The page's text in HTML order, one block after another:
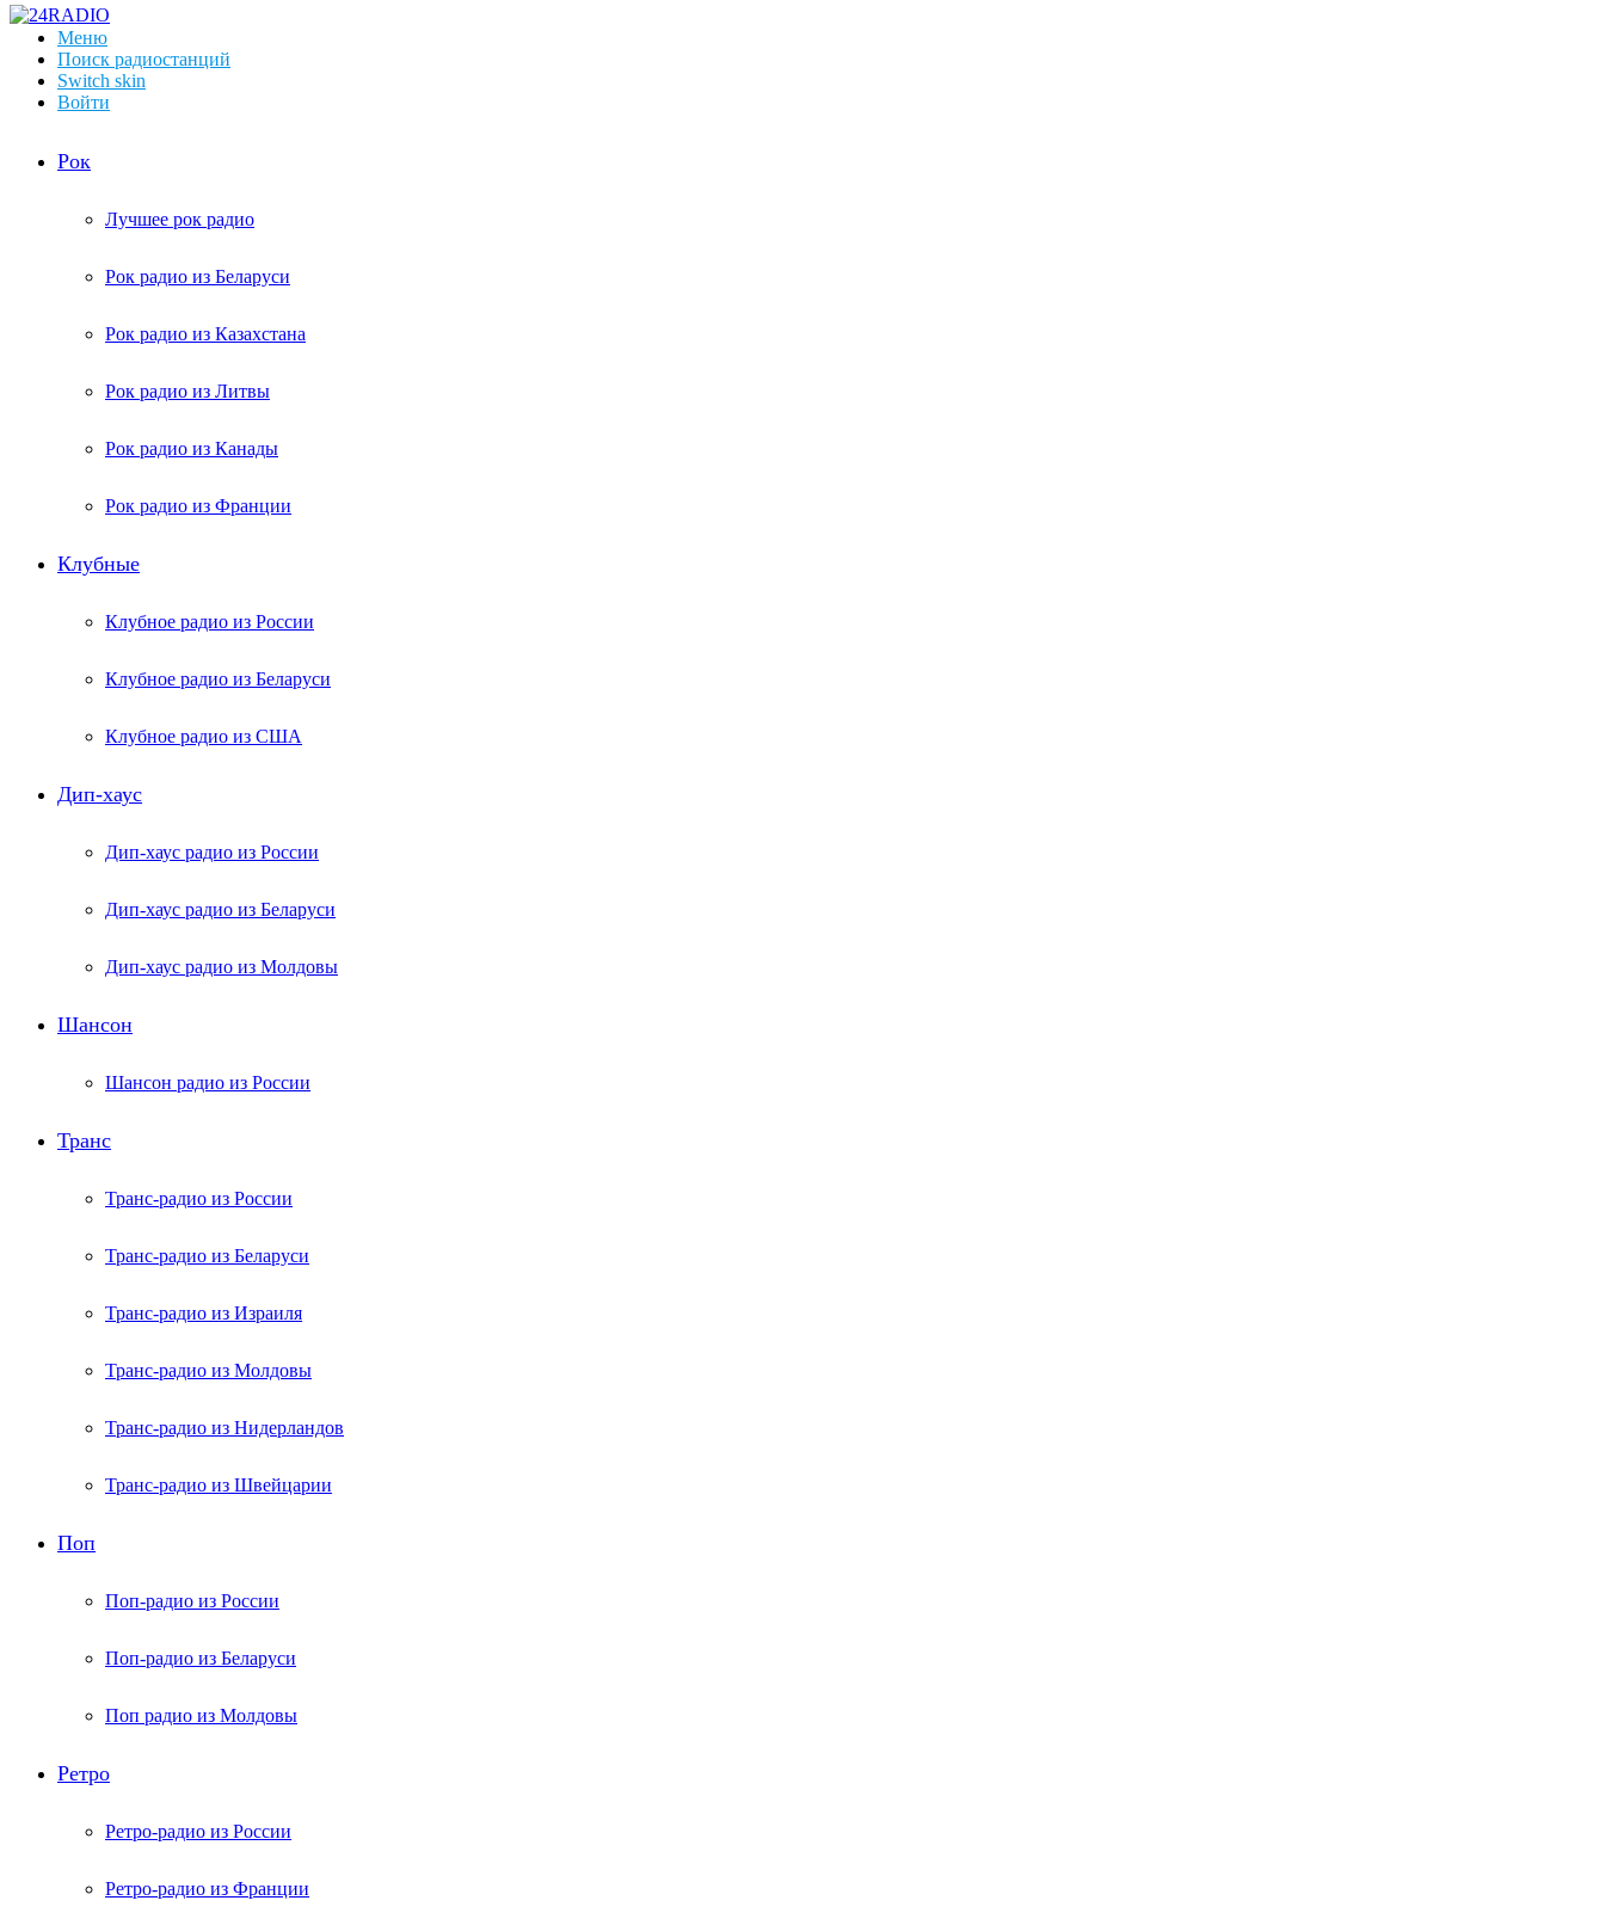
Меню
Поиск радиостанций
Switch skin
Войти
Рок
Лучшее рок радио
Рок радио из Беларуси
Рок радио из Казахстана
Рок радио из Литвы
Рок радио из Канады
Рок радио из Франции
Клубные
Клубное радио из России
Клубное радио из Беларуси
Клубное радио из США
Дип-хаус
Дип-хаус радио из России
Дип-хаус радио из Беларуси
Дип-хаус радио из Молдовы
Шансон
Шансон радио из России
Транс
Транс-радио из России
Транс-радио из Беларуси
Транс-радио из Израиля
Транс-радио из Молдовы
Транс-радио из Нидерландов
Транс-радио из Швейцарии
Поп
Поп-радио из России
Поп-радио из Беларуси
Поп радио из Молдовы
Ретро
Ретро-радио из России
Ретро-радио из Франции